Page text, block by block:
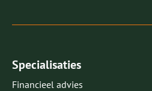
Specialisaties
Financieel advies